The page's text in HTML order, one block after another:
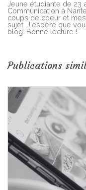
Jeune étudiante de 23
Communication à
coups de coeur et
sujet. J'espère que
blog. Bonne lecture !
Publications